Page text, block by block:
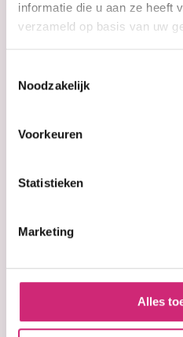
informatie die u aan ze heeft
verzameld op basis van uw
Noodzakelijk
Voorkeuren
Statistieken
Marketing
Alles
Lotion (250ml)
€3,99